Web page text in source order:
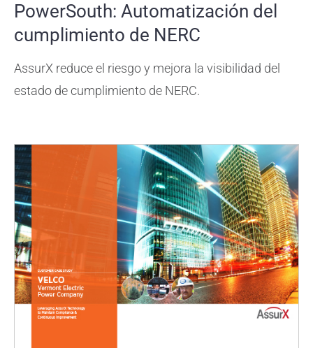
PowerSouth: Automatización del
cumplimiento de NERC
AssurX reduce el riesgo y mejora la visibilidad del
estado de cumplimiento de NERC.